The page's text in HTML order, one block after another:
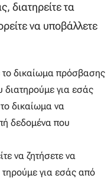
διατηρείτε τα
να υποβάλλετε
δικαίωμα πρόσβασης
για εσάς
δικαίωμα να
δεδομένα που
να ζητήσετε να
για εσάς από